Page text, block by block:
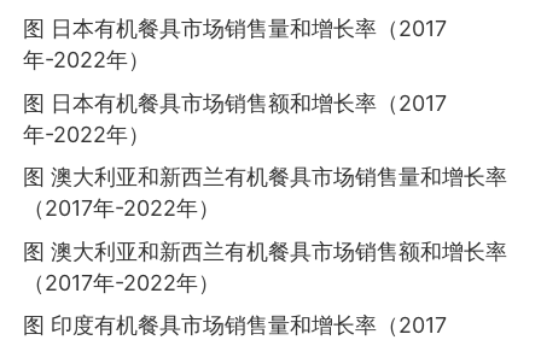
图 日本有机餐具市场销售量和增长率（2017
年-2022年）
图 日本有机餐具市场销售额和增长率（2017
年-2022年）
图 澳大利亚和新西兰有机餐具市场销售量和增长率
（2017年-2022年）
图 澳大利亚和新西兰有机餐具市场销售额和增长率
（2017年-2022年）
图 印度有机餐具市场销售量和增长率（2017